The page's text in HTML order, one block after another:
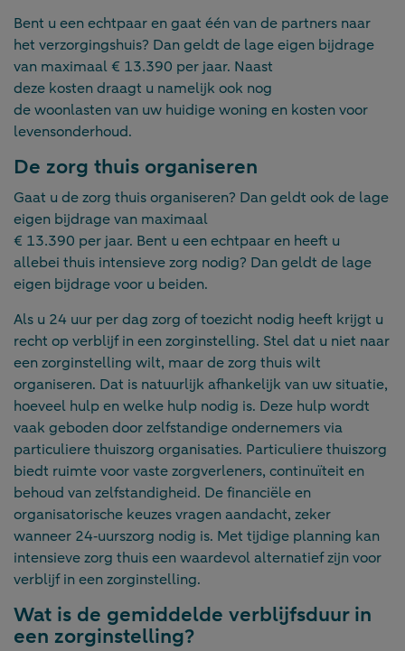
Bent u een echtpaar en gaat één van de partners naar
het verzorgingshuis? Dan geldt de lage eigen bijdrage
van maximaal € 13.390 per jaar. Naast
deze kosten draagt u namelijk ook nog
de woonlasten van uw huidige woning en kosten voor
levensonderhoud.
De zorg thuis organiseren
Gaat u de zorg thuis organiseren? Dan geldt ook de lage
eigen bijdrage van maximaal
€ 13.390 per jaar. Bent u een echtpaar en heeft u
allebei thuis intensieve zorg nodig? Dan geldt de lage
eigen bijdrage voor u beiden.
Als u 24 uur per dag zorg of toezicht nodig heeft krijgt u
recht op verblijf in een zorginstelling. Stel dat u niet naar
een zorginstelling wilt, maar de zorg thuis wilt
organiseren. Dat is natuurlijk afhankelijk van uw situatie,
hoeveel hulp en welke hulp nodig is. Deze hulp wordt
vaak geboden door zelfstandige ondernemers via
particuliere thuiszorg organisaties. Particuliere thuiszorg
biedt ruimte voor vaste zorgverleners, continuïteit en
behoud van zelfstandigheid. De financiële en
organisatorische keuzes vragen aandacht, zeker
wanneer 24‑uurszorg nodig is. Met tijdige planning kan
intensieve zorg thuis een waardevol alternatief zijn voor
verblijf in een zorginstelling.
Wat is de gemiddelde verblijfsduur in
een zorginstelling?